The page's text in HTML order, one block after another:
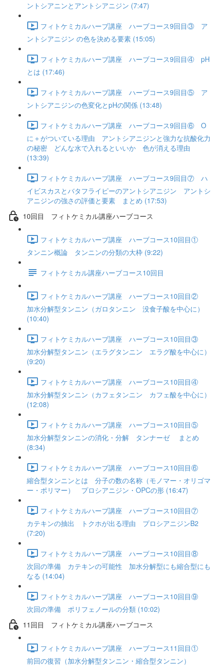
ントシアニンとアントシアニジン (7:47)
フィトケミカルハーブ講座 ハーブコース9回目③ ア
ントシアニジン の色を決める要素 (15:05)
フィトケミカルハーブ講座 ハーブコース9回目④ pH
とは (17:46)
フィトケミカルハーブ講座 ハーブコース9回目⑤ ア
ントシアニジンの色変化とpHの関係 (13:48)
フィトケミカルハーブ講座 ハーブコース9回目⑥ O
に＋がついている理由 アントシアニジンと強力な抗酸化力
の秘密 どんな水で入れるといいか 色が消える理由
(13:39)
フィトケミカルハーブ講座 ハーブコース9回目⑦ ハ
イビスカスとバタフライピーのアントシアニジン アントシ
アニジンの強さの評価と要素 まとめ (17:53)
10回目 フィトケミカル講座ハーブコース
フィトケミカルハーブ講座 ハーブコース10回目①
タンニン概論 タンニンの分類の大枠 (9:22)
フィトケミカル講座ハーブコース10回目
フィトケミカルハーブ講座 ハーブコース10回目②
加水分解型タンニン（ガロタンニン 没食子酸を中心に）
(10:40)
フィトケミカルハーブ講座 ハーブコース10回目③
加水分解型タンニン（エラグタンニン エラグ酸を中心に）
(9:20)
フィトケミカルハーブ講座 ハーブコース10回目④
加水分解型タンニン（カフェタンニン カフェ酸を中心に）
(12:08)
フィトケミカルハーブ講座 ハーブコース10回目⑤
加水分解型タンニンの消化・分解 タンナーゼ まとめ
(8:34)
フィトケミカルハーブ講座 ハーブコース10回目⑥
縮合型タンニンとは 分子の数の名称（モノマー・オリゴマ
ー・ポリマー） プロシアニジン・OPCの形 (16:47)
フィトケミカルハーブ講座 ハーブコース10回目⑦
カテキンの抽出 トクホが出る理由 プロシアニジンB2
(7:20)
フィトケミカルハーブ講座 ハーブコース10回目⑧
次回の準備 カテキンの可能性 加水分解型にも縮合型にも
なる (14:04)
フィトケミカルハーブ講座 ハーブコース10回目⑨
次回の準備 ポリフェノールの分類 (10:02)
11回目 フィトケミカル講座ハーブコース
フィトケミカルハーブ講座 ハーブコース11回目①
前回の復習（加水分解型タンニン・縮合型タンニン）